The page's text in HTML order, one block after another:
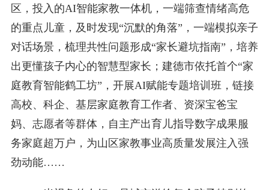
区，投入的AI智能家教一体机，一端筛查情绪高危
的重点儿童，及时发现“沉默的角落”，一端模拟亲子
对话场景，梳理共性问题形成“家长避坑指南”，培养
出更懂孩子内心的智慧型家长；建德市依托首个“家
庭教育智能鹤工坊”，开展AI赋能专题培训班，链接
高校、科企、基层家庭教育工作者、资深宝爸宝
妈、志愿者等群体，自主产出育儿指导数字成果服
务家庭超万户，为山区家教事业高质量发展注入强
劲动能……